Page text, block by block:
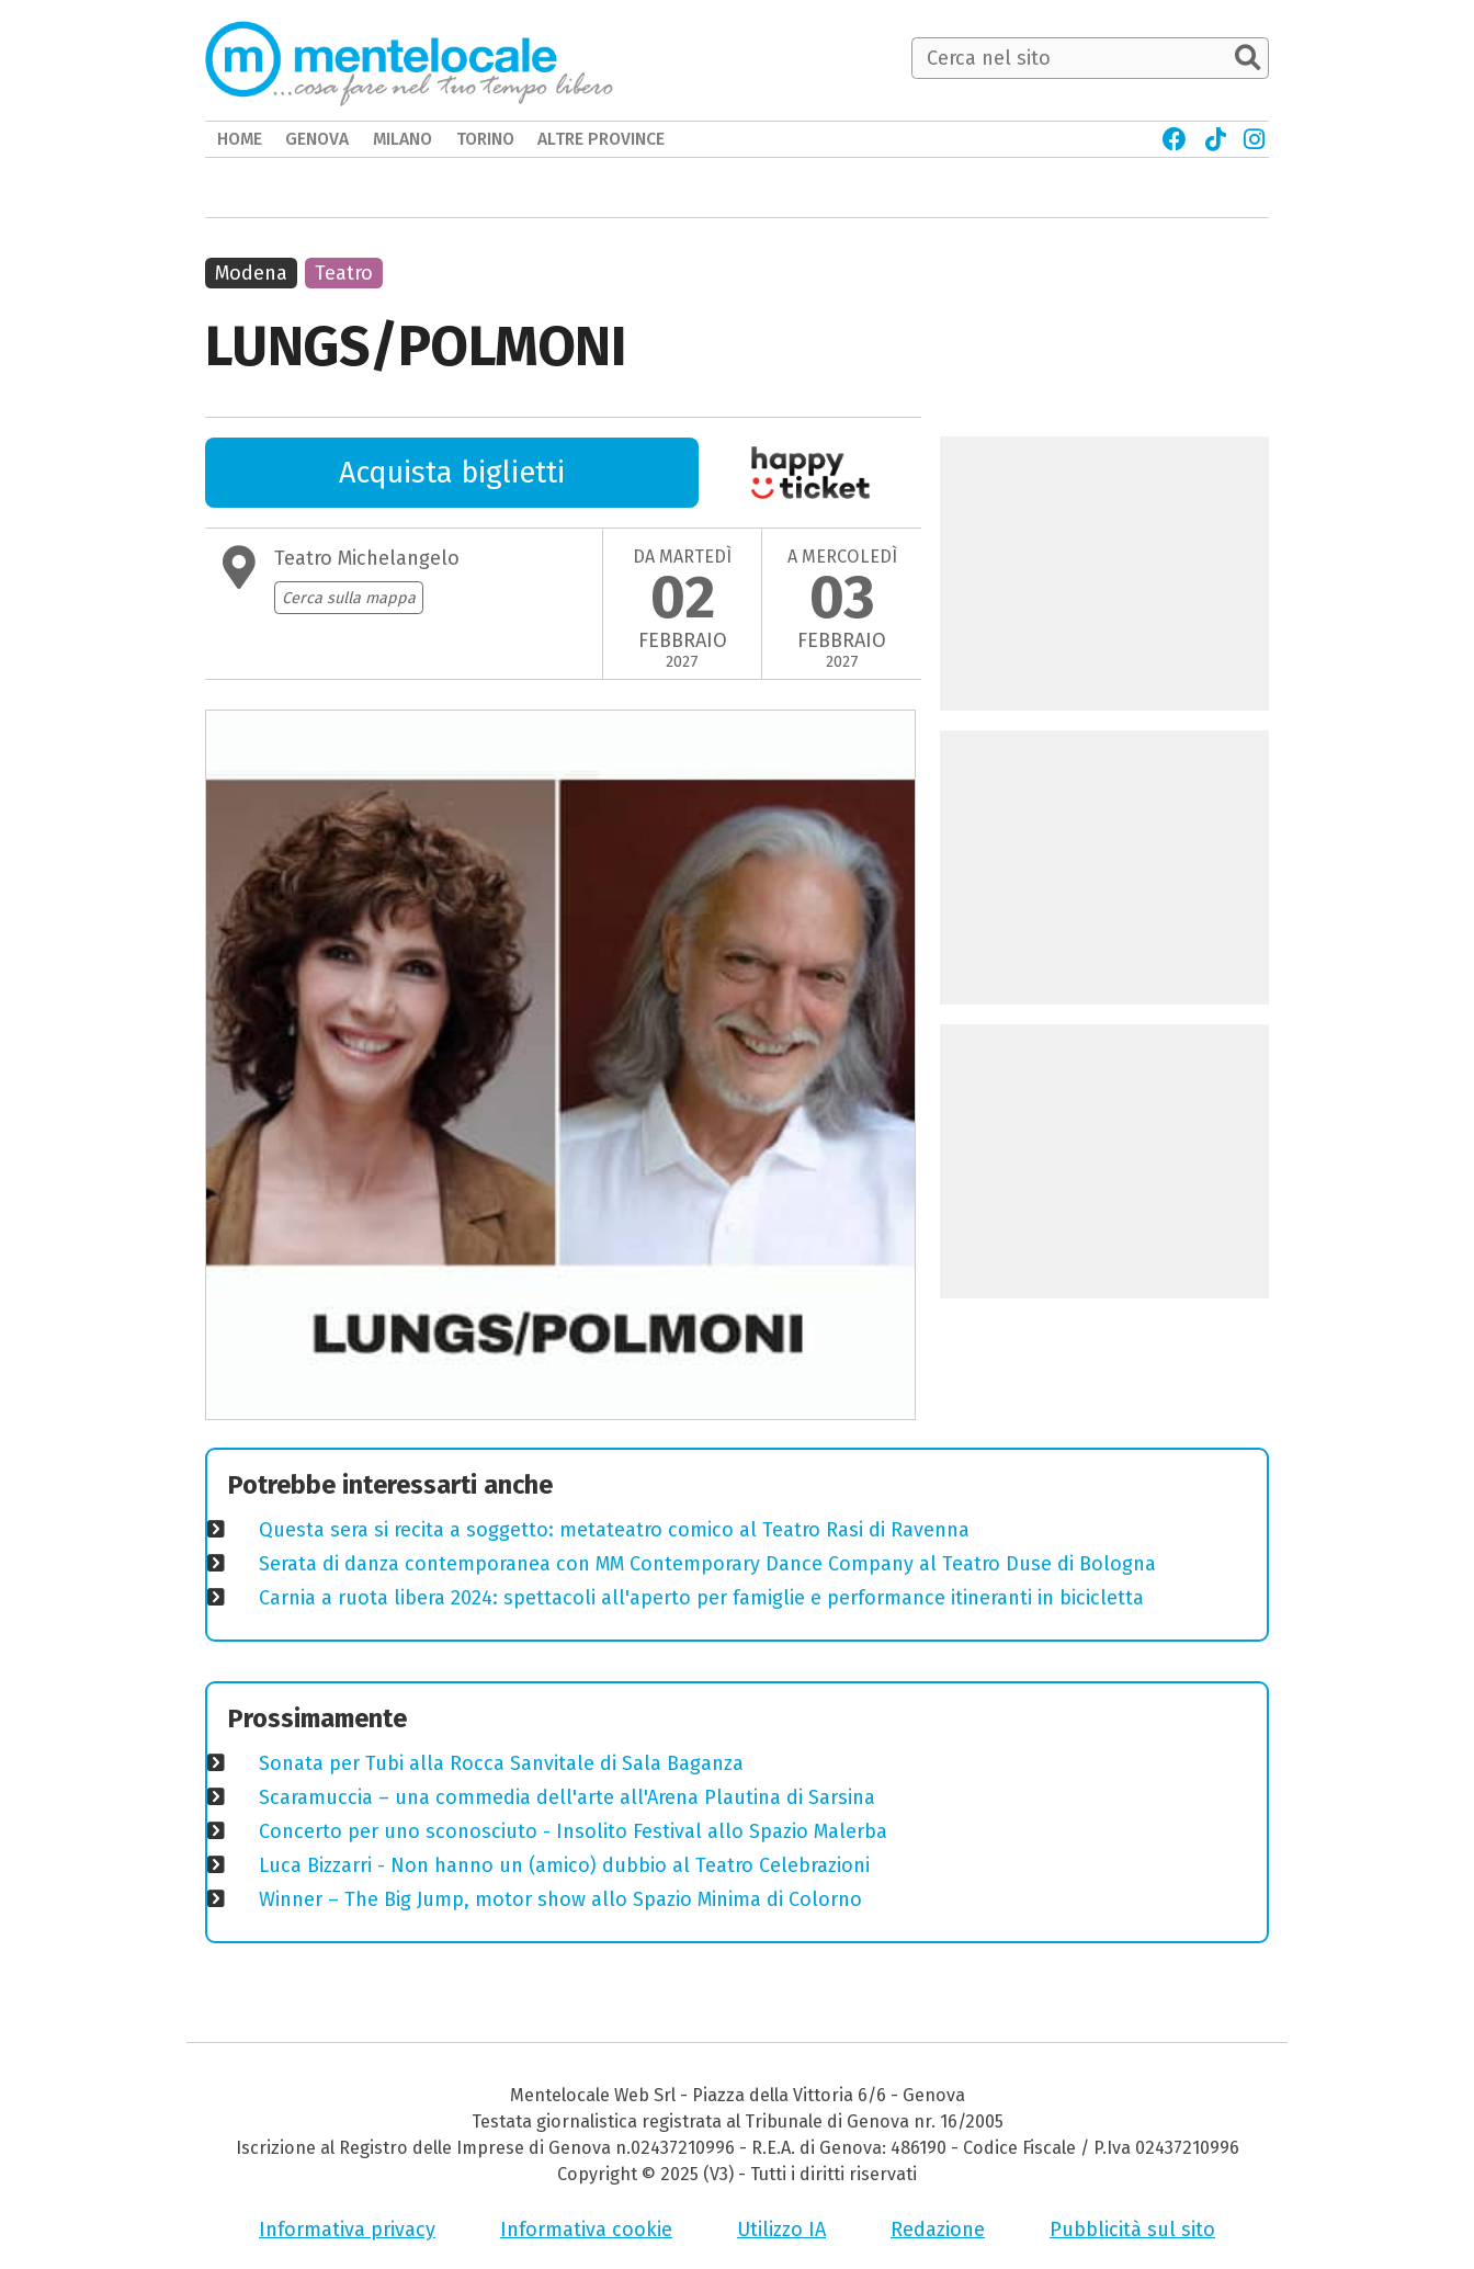
LUNGS/POLMONI
Acquista biglietti
Teatro Michelangelo
Cerca sulla mappa
DA MARTEDÌ
02
FEBBRAIO
2027
A MERCOLEDÌ
03
FEBBRAIO
2027
Modena Teatro
Potrebbe interessarti anche
Questa sera si recita a soggetto: metateatro comico al Teatro Rasi di Ravenna
Serata di danza contemporanea con MM Contemporary Dance Company al Teatro Duse di Bologna
Carnia a ruota libera 2024: spettacoli all'aperto per famiglie e performance itineranti in bicicletta
Prossimamente
Sonata per Tubi alla Rocca Sanvitale di Sala Baganza
Scaramuccia – una commedia dell'arte all'Arena Plautina di Sarsina
Concerto per uno sconosciuto - Insolito Festival allo Spazio Malerba
Luca Bizzarri - Non hanno un (amico) dubbio al Teatro Celebrazioni
Winner – The Big Jump, motor show allo Spazio Minima di Colorno
HOME GENOVA MILANO TORINO ALTRE PROVINCE
Mentelocale Web Srl - Piazza della Vittoria 6/6 - Genova
Testata giornalistica registrata al Tribunale di Genova nr. 16/2005
Iscrizione al Registro delle Imprese di Genova n.02437210996 - R.E.A. di Genova: 486190 - Codice Fiscale / P.Iva 02437210996
Copyright © 2025 (V3) - Tutti i diritti riservati
Informativa privacy Informativa cookie Utilizzo IA Redazione Pubblicità sul sito